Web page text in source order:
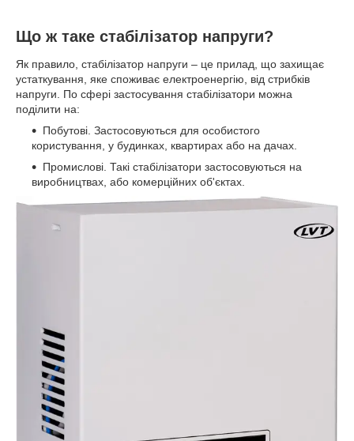
Що ж таке стабілізатор напруги?
Як правило, стабілізатор напруги – це прилад, що захищає
устаткування, яке споживає електроенергію, від стрибків
напруги. По сфері застосування стабілізатори можна
поділити на:
Побутові. Застосовуються для особистого
користування, у будинках, квартирах або на дачах.
Промислові. Такі стабілізатори застосовуються на
виробництвах, або комерційних об'єктах.